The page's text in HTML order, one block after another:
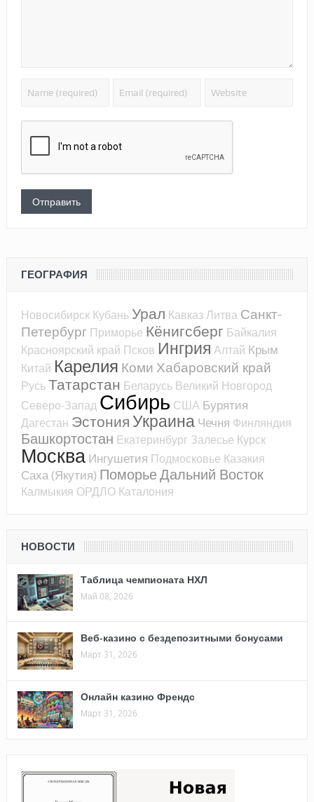
ГЕОГРАФИЯ
Новосибирск Кубань Урал КавказЛитва Санкт-
Петербург Приморье Кёнигсберг Байкалия
Красноярский край Псков Ингрия Алтай Крым
Китай Карелия Коми Хабаровский край
РусьТатарстан Беларусь Великий Новгород
Северо-Запад Сибирь США Бурятия
Дагестан Эстония Украина Чечня Финляндия
Башкортостан Екатеринбург Залесье Курск
Москва Ингушетия Подмосковье Казакия
Саха (Якутия) ПоморьеДальний Восток
Калмыкия ОРДЛО Каталония
НОВОСТИ
Таблица чемпионата НХЛ
Май 08, 2026
Веб-казино с бездепозитными бонусами
Март 31, 2026
Онлайн казино Френдс
Март 31, 2026